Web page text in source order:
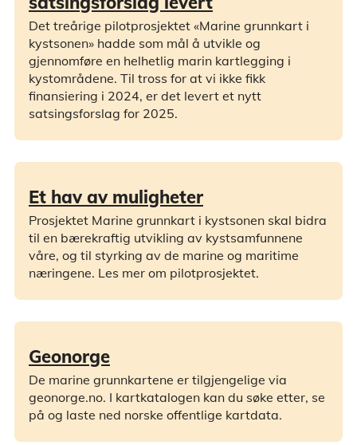
Det treårige pilotprosjektet «Marine grunnkart i
kystsonen» hadde som mål å utvikle og
gjennomføre en helhetlig marin kartlegging i
kystområdene. Til tross for at vi ikke fikk
finansiering i 2024, er det levert et nytt
satsingsforslag for 2025.
Et hav av muligheter
Prosjektet Marine grunnkart i kystsonen skal bidra
til en bærekraftig utvikling av kystsamfunnene
våre, og til styrking av de marine og maritime
næringene. Les mer om pilotprosjektet.
Geonorge
De marine grunnkartene er tilgjengelige via
geonorge.no. I kartkatalogen kan du søke etter, se
på og laste ned norske offentlige kartdata.